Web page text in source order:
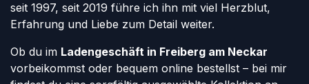
seit 1997, seit 2019 führe ich ihn mit viel Herzblut,
Erfahrung und Liebe zum Detail weiter.
Ob du im Ladengeschäft in Freiberg am Neckar
vorbeikommst oder bequem online bestellst – bei mir